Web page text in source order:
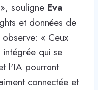
souligne Eva
et données de
« Ceux
qui se
l'IA pourront
connectée et